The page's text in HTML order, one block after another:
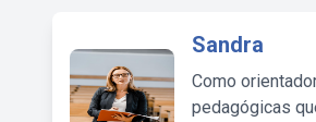
Sandra
Como
pedagógicas